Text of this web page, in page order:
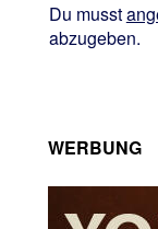
Du musst
abzugeben.
WERBUNG